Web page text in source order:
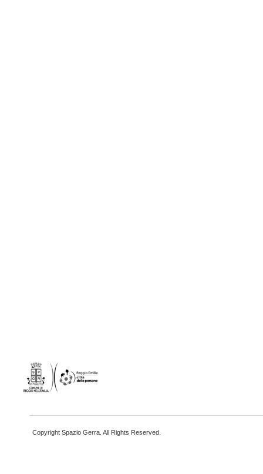
Copyright Spazio Gerra. All Rights Reserved.